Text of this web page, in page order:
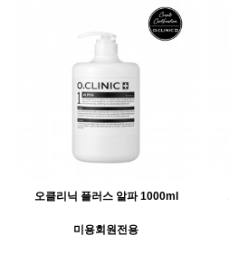
오클리닉 플러스 알파 1000ml
미용회원전용